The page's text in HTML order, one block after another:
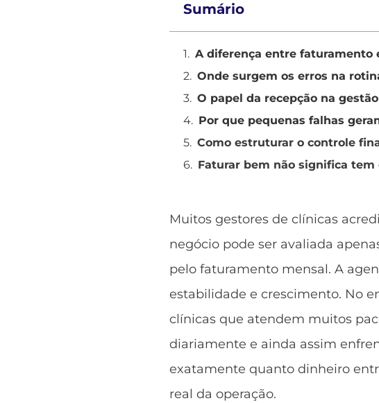
Sumário
A diferença entre faturamento
Onde surgem os erros na
O papel da recepção na
Por que pequenas falhas
Como estruturar o controle
Faturar bem não significa
Muitos gestores de clínicas
negócio pode ser avaliada
pelo faturamento mensal. A
estabilidade e crescimento. No
clínicas que atendem muitos
diariamente e ainda assim
exatamente quanto dinheiro
real da operação.